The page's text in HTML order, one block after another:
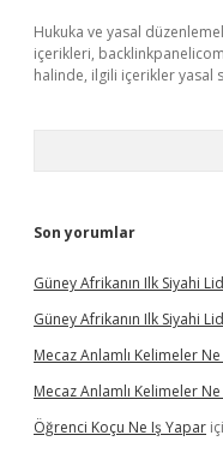
Hukuka ve yasal
içerikleri,
halinde, ilgili içerikler yasal
Son yorumlar
Güney Afrikanın Ilk Siyahi
Güney Afrikanın Ilk Siyahi
Mecaz Anlamlı Kelimeler
Mecaz Anlamlı Kelimeler
Öğrenci Koçu Ne Iş Yapar